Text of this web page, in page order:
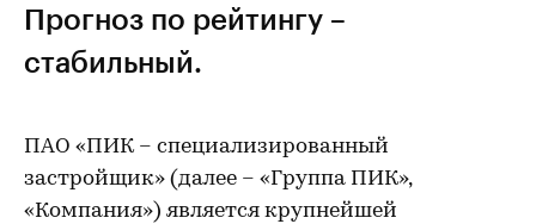
Прогноз по рейтингу –
стабильный.
ПАО «ПИК – специализированный
застройщик» (далее – «Группа ПИК»,
«Компания») является крупнейшей